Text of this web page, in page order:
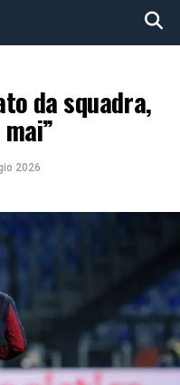
da squadra,
2026